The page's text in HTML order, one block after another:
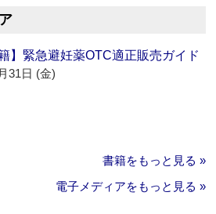
】緊急避妊薬OTC適正販売ガイド
31日 (金)
書籍をもっと見る »
電子メディアをもっと見る »